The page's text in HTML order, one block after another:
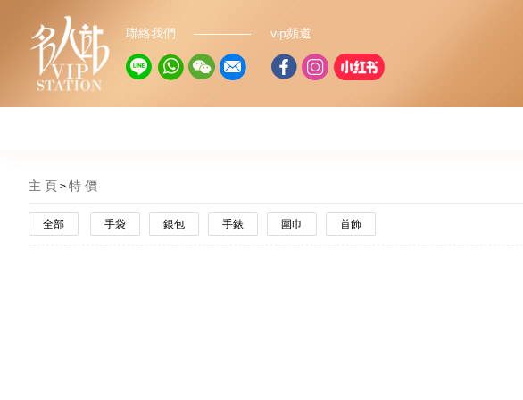
聯絡我們 vip頻道
主 頁 特 價
全部 手袋 銀包 手錶 圍巾 首飾